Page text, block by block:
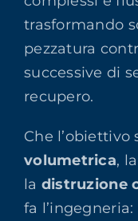
trasformando
pezzatura
successive di
recupero.
Che l’obiettivo
volumetrica, la
la distruzione
fa